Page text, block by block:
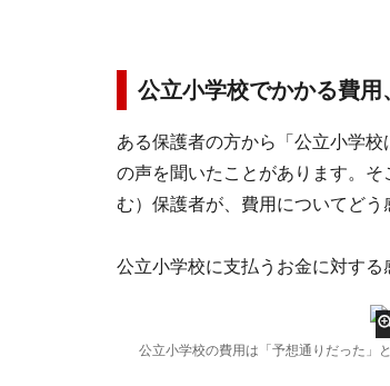
公立小学校でかかる費用
ある保護者の方から「公立小学
の声を聞いたことがあります。
む）保護者が、費用についてどう
公立小学校に支払うお金に対する
公立小学校の費用は「予想通りだった」